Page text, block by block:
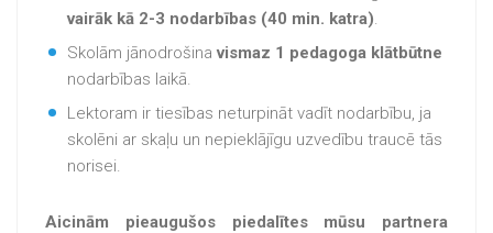
vairāk kā 2-3 nodarbības (40 min. katra).
Skolām jānodrošinavismaz 1 pedagoga klātbūtne
nodarbības laikā.
Lektoram ir tiesības neturpināt vadīt nodarbību, ja
skolēni ar skaļu un nepieklājīgu uzvedību traucē tās
norisei.
Aicinām pieaugušos piedalītes mūsu partnera